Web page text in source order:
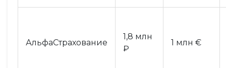
АльфаСтрахование
1,8 млн
₽
1 млн €